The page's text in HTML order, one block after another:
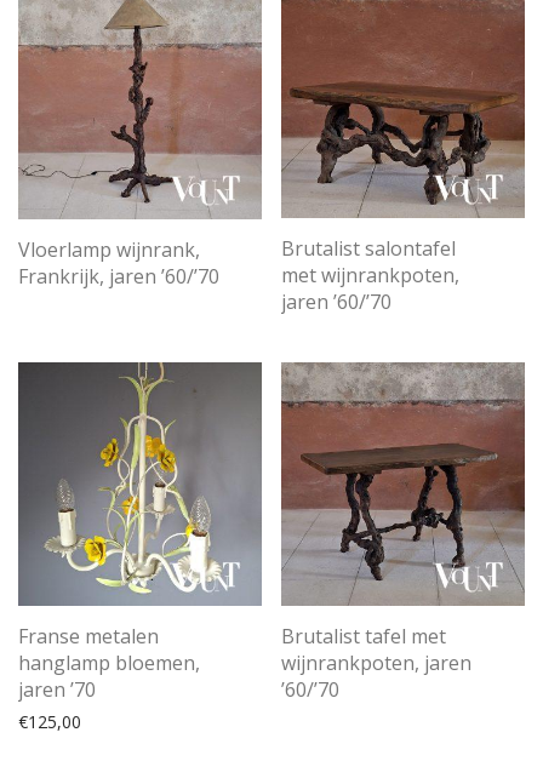
Vloerlamp wijnrank,
Frankrijk, jaren ’60/’70
Brutalist salontafel
met wijnrankpoten,
jaren ’60/’70
Franse metalen
hanglamp bloemen,
jaren ’70
€125,00
Brutalist tafel met
wijnrankpoten, jaren
’60/’70